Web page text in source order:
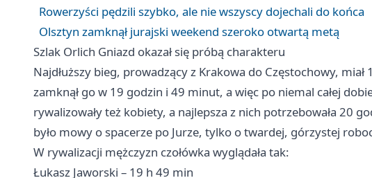
Rowerzyści pędzili szybko, ale nie wszyscy dojechali do końca
Olsztyn zamknął jurajski weekend szeroko otwartą metą
Szlak Orlich Gniazd okazał się próbą charakteru
Najdłuższy bieg, prowadzący z Krakowa do Częstochowy,
zamknął go w 19 godzin i 49 minut, a więc po niemal całej
rywalizowały też kobiety, a najlepsza z nich potrzebowała 20
było mowy o spacerze po Jurze, tylko o twardej, górzystej
W rywalizacji mężczyzn czołówka wyglądała tak:
Łukasz Jaworski – 19 h 49 min